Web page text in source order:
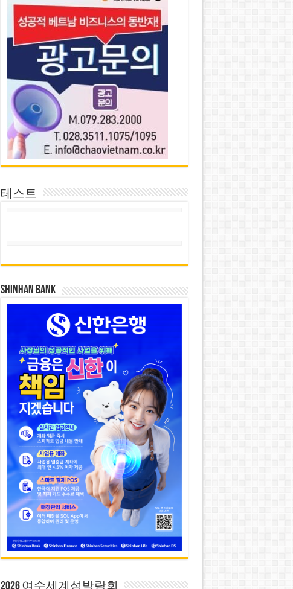
테스트
SHINHAN BANK
2026 여수세계섬박람회